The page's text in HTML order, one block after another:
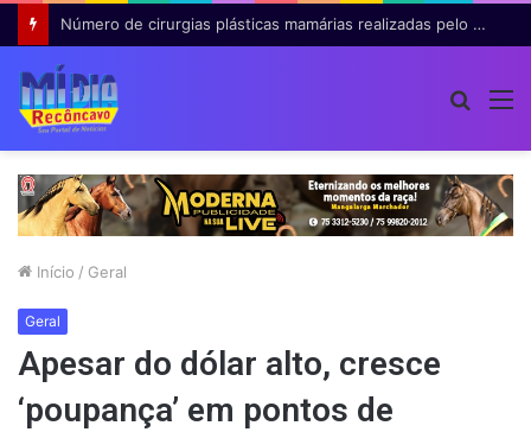
STF contraria decisão de Moraes e reduz pena de condenada pelos atos de 8 de janeiro
Início / Geral
Geral
Apesar do dólar alto, cresce
‘poupança’ em pontos de